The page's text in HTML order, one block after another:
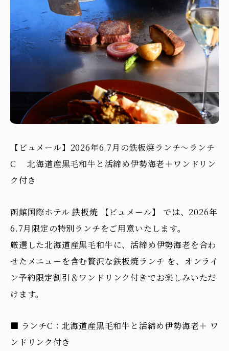
【ビュメール】2026年6.7月の鉄板焼ランチ～ランチ
C 北海道産黒毛和牛と活締め伊勢海老＋ワンドリン
ク付き
函館国際ホテル 鉄板焼 【ビュメール】 では、2026年
6.7月限定の特別ランチをご用意いたします。
厳選した北海道産黒毛和牛に、活締め伊勢海老を合わ
せたメニューを含む贅沢な鉄板焼ランチ を、オンライ
ン予約限定割引＆ワンドリンク付きでお楽しみいただ
けます。
■ ランチC：北海道産黒毛和牛と活締め伊勢海老＋ ワ
ンドリンク付き